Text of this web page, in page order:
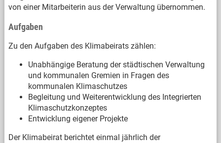
von einer Mitarbeiterin aus der Verwaltung übernommen.
Aufgaben
Zu den Aufgaben des Klimabeirats zählen:
Unabhängige Beratung der städtischen Verwaltung
und kommunalen Gremien in Fragen des
kommunalen Klimaschutzes
Begleitung und Weiterentwicklung des Integrierten
Klimaschutzkonzeptes
Entwicklung eigener Projekte
Der Klimabeirat berichtet einmal jährlich der